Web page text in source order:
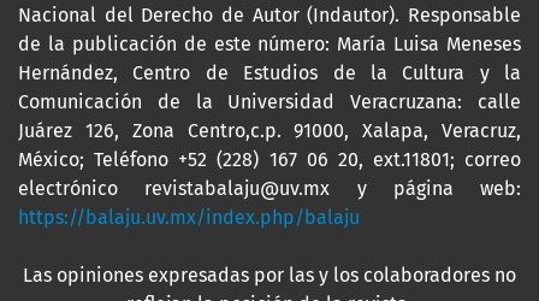
Nacional del Derecho de Autor (Indautor). Responsable
de la publicación de este número: María Luisa Meneses
Hernández, Centro de Estudios de la Cultura y la
Comunicación de la Universidad Veracruzana: calle
Juárez 126, Zona Centro,c.p. 91000, Xalapa, Veracruz,
México; Teléfono +52 (228) 167 06 20, ext.11801; correo
electrónico revistabalaju@uv.mx y página web:
https://balaju.uv.mx/index.php/balaju
Las opiniones expresadas por las y los colaboradores no